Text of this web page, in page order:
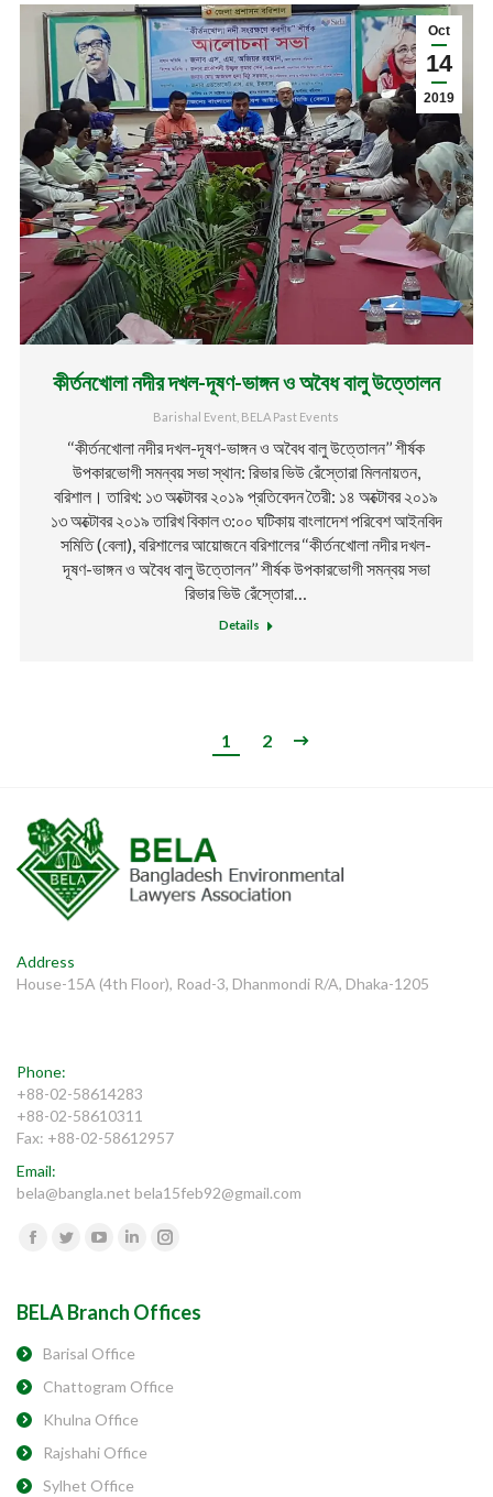
Oct
14
2019
কীর্তনখোলা নদীর দখল-দূষণ-ভাঙ্গন ও অবৈধ বালু উত্তোলন
Barishal Event BELA Past Events
‘‘কীর্তনখোলা নদীর দখল-দূষণ-ভাঙ্গন ও অবৈধ বালু উত্তোলন’’ শীর্ষক
উপকারভোগী সমন্বয় সভা স্থান: রিভার ভিউ রেঁস্তোরা মিলনায়তন,
বরিশাল। তারিখ: ১৩ অক্টোবর ২০১৯ প্রতিবেদন তৈরী: ১৪ অক্টোবর ২০১৯
১৩ অক্টোবর ২০১৯ তারিখ বিকাল ৩:০০ ঘটিকায় বাংলাদেশ পরিবেশ আইনবিদ
সমিতি (বেলা), বরিশালের আয়োজনে বরিশালের ‘‘কীর্তনখোলা নদীর দখল-
দূষণ-ভাঙ্গন ও অবৈধ বালু উত্তোলন’’ শীর্ষক উপকারভোগী সমন্বয় সভা
রিভার ভিউ রেঁস্তোরা…
Details
1 2
Address
House-15A (4th Floor), Road-3, Dhanmondi R/A, Dhaka-1205
Phone:
+88-02-58614283
+88-02-58610311
Fax: +88-02-58612957
Email:
bela@bangla.net bela15feb92@gmail.com
Find us on:
YouTubeLinkedinInstagram
BELA Branch Offices
Barisal Office
Chattogram Office
Khulna Office
Rajshahi Office
Sylhet Office